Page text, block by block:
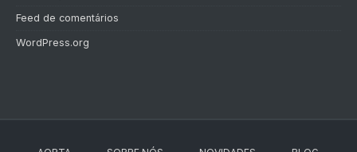
Feed de comentários
WordPress.org